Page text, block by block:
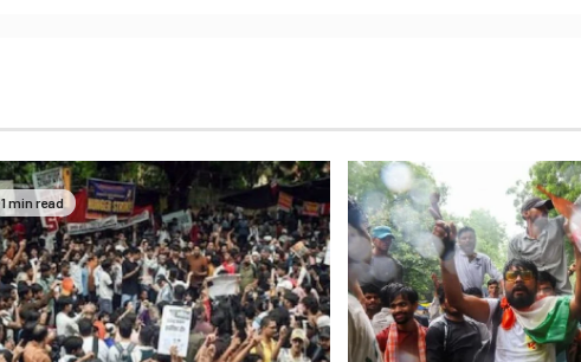
1 min read